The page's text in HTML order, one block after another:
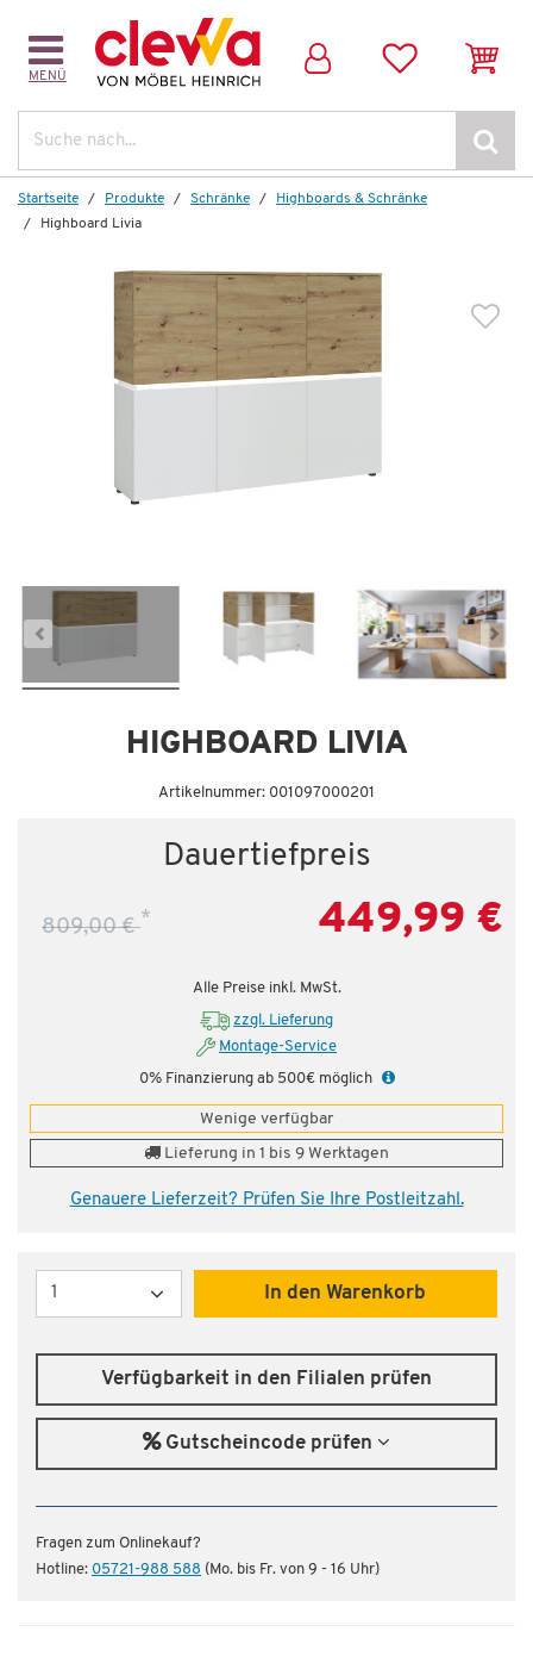
MENÜ
Startseite Produkte Schränke
Highboards & Schränke
Highboard Livia
HIGHBOARD LIVIA
Artikelnummer: 001097000201
Dauertiefpreis
809,00 €* 449,99 €
Alle Preise inkl. MwSt.
zzgl. Lieferung
Montage-Service
0% Finanzierung ab 500€ möglich
Wenige verfügbar
Lieferung in 1 bis 9 Werktagen
Genauere Lieferzeit? Prüfen Sie Ihre Postleitzahl.
Menge
In den Warenkorb
Weitere Artikel aus der Serie
Auf Lager
449,99 €
Verfügbarkeit in den Filialen prüfen
Gutscheincode prüfen
Fragen zum Onlinekauf?
Hotline: 05721-988 588 (Mo. bis Fr. von 9 - 16 Uhr)